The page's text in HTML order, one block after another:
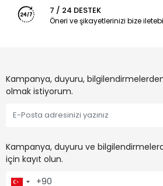
7 / 24 DESTEK
Öneri ve şikayetlerinizi bize
Kampanya, duyuru,
olmak istiyorum.
Kampanya, duyuru ve
için kayıt olun.